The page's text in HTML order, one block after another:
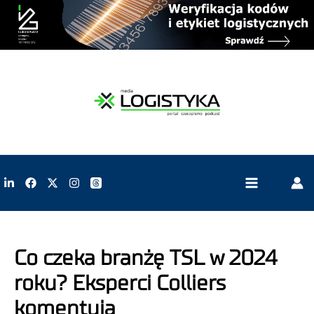
Co czeka branżę TSL w 2024
roku? Eksperci Colliers
komentują